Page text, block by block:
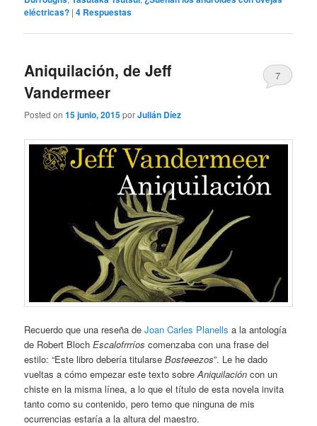
eléctricas? |4 Respuestas
Aniquilación, de Jeff
Vandermeer
Posted on15 junio, 2015porJulián Díez
7
Recuerdo que una reseña deJoan Carles Planells a la antología
de Robert BlochEscalofrrríoscomenzaba con una frase del
estilo: “Este libro debería titularseBosteeezos”. Le he dado
vueltas a cómo empezar este texto sobreAniquilación con un
chiste en la misma línea, a lo que el título de esta novela invita
tanto como su contenido, pero temo que ninguna de mis
ocurrencias estaría a la altura del maestro.